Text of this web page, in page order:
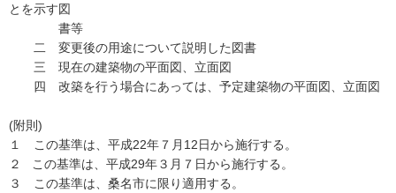
とを示す図
書等
二 変更後の用途について説明した図書
三 現在の建築物の平面図、立面図
四 改築を行う場合にあっては、予定建築物の平面図、立面図
(附則)
１ この基準は、平成22年７月12日から施行する。
２ この基準は、平成29年３月７日から施行する。
３ この基準は、桑名市に限り適用する。